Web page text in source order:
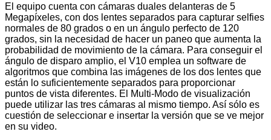
El equipo cuenta con cámaras duales delanteras de 5
Megapíxeles, con dos lentes separados para capturar selfies
normales de 80 grados o en un ángulo perfecto de 120
grados, sin la necesidad de hacer un paneo que aumenta la
probabilidad de movimiento de la cámara. Para conseguir el
ángulo de disparo amplio, el V10 emplea un software de
algoritmos que combina las imágenes de los dos lentes que
están lo suficientemente separados para proporcionar
puntos de vista diferentes. El Multi-Modo de visualización
puede utilizar las tres cámaras al mismo tiempo. Así sólo es
cuestión de seleccionar e insertar la versión que se ve mejor
en su video.